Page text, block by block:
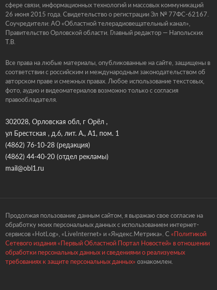
сфере связи, информационных технологий и массовых коммуникаций
26 июня 2015 года. Свидетельство о регистрации Эл № 77ФС-62167.
Соучредители: АО «Областной телерадиовещательный канал»,
Правительство Орловской области. Главный редактор — Напольских
Т.В.
Все права на любые материалы, опубликованные на сайте, защищены в
соответствии с российским и международным законодательством об
авторском праве и смежных правах. Любое использование текстовых,
фото, аудио и видеоматериалов возможно только с согласия
правообладателя.
302028, Орловская обл, г Орёл ,
ул Брестская , д.6, лит. А., А1, пом. 1
(4862) 76-10-28(редакция)
(4862) 44-40-20(отдел рекламы)
mail@obl1.ru
Продолжая пользование данным сайтом, я выражаю свое согласие на
обработку моих персональных данных с использованием интернет-
сервисов «HotLog», «LiveInternet» и «Яндекс.Метрика». С «Политикой
Сетевого издания «Первый Областной Портал Новостей» в отношении
обработки персональных данных и сведениями о реализуемых
требованиях к защите персональных данных» ознакомлен.